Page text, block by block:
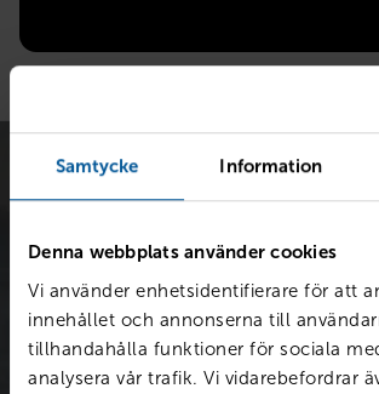
Samtycke Information
Denna webbplats använder cookies
Vi använder enhetsidentifierare för att
innehållet och annonserna till
tillhandahålla funktioner för sociala
analysera vår trafik. Vi vidarebefordrar
Värdera bilen kostnadsfritt
Snabb värdering för en första uppskattning
värd.